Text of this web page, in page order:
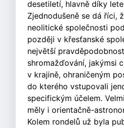
desetiletí, hlavně díky
Zjednodušeně se dá říci,
neolitické společnosti
později v křesťanské
největší
shromažďování, jakýmsi
v krajině, ohraničeným
do kterého vstupovali
specifickým účelem.
měly i orientačně-
Kolem rondelů už byla